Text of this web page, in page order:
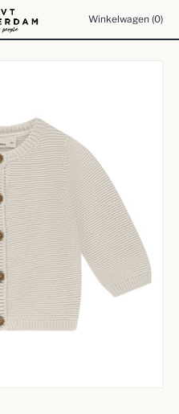
Winkelwagen (0)